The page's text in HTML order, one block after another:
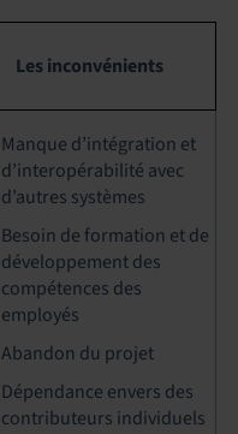
Les inconvénients
Manque d’intégration et
d’interopérabilité avec
d’autres systèmes
Besoin de formation et de
développement des
compétences des
employés
Abandon du projet
Dépendance envers des
contributeurs individuels